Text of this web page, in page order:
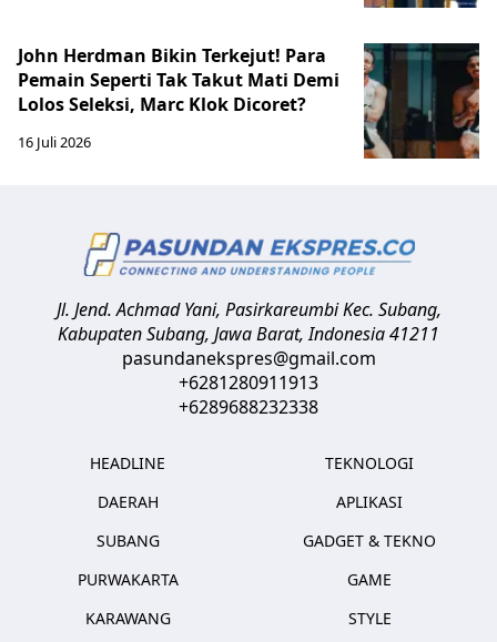
John Herdman Bikin Terkejut! Para
Pemain Seperti Tak Takut Mati Demi
Lolos Seleksi, Marc Klok Dicoret?
16 Juli 2026
Jl. Jend. Achmad Yani, Pasirkareumbi Kec. Subang,
Kabupaten Subang, Jawa Barat,Indonesia41211
pasundanekspres@gmail.com
+6281280911913
+6289688232338
HEADLINE
DAERAH
SUBANG
PURWAKARTA
KARAWANG
TEKNOLOGI
APLIKASI
GADGET & TEKNO
GAME
STYLE